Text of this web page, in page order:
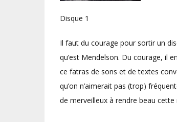
Disque 1
Il faut du courage pour sortir un
qu’est Mendelson. Du courage, il
ce fatras de sons et de textes
qu’on n’aimerait pas (trop)
de merveilleux à rendre beau